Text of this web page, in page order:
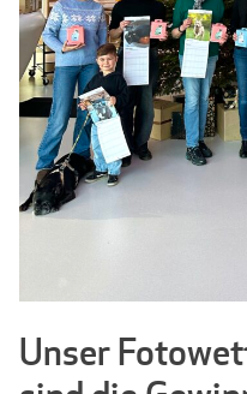
Unser